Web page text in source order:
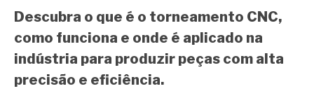
Descubra o que é o torneamento CNC,
como funciona e onde é aplicado na
indústria para produzir peças com alta
precisão e eficiência.